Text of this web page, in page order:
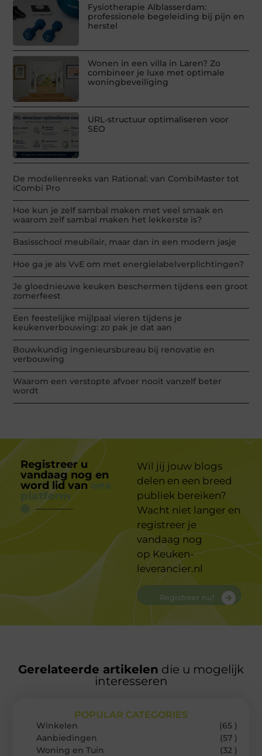
Fysiotherapie Alblasserdam:
professionele begeleiding bij pijn en
herstel
Wonen in een villa in Laren? Zo
combineer je luxe met optimale
woningbeveiliging
URL-structuur optimaliseren voor
SEO
De modellenreeks van Rational: van CombiMaster tot
iCombi Pro
Hoe kun je zelf sambal maken met veel smaak en
waarom zelf sambal maken het lekkerste is?
Basisschool meubilair, maar dan in een modern jasje
Hoe ga je als VvE om met energielabelverplichtingen?
Je gloednieuwe keuken beschermen tijdens een groot
zomerfeest
Een feestelijke mijlpaal vieren tijdens je
keukenverbouwing: zo pak je dat aan
Bouwkundig ingenieursbureau bij renovatie en
verbouwing
Waarom een verstopte afvoer nooit vanzelf beter
wordt
Registreer u
vandaag nog en
word lid van
platform
Wil jij jouw blogs
delen en een breed
publiek bereiken?
Wacht niet langer en
registreer je
vandaag nog
opKeuken-
leverancier.nl
Registreer nu!
Gerelateerde artikelen die u mogelijk
interesseren
POPULAR CATEGORIES
Winkelen
(65 )
Aanbiedingen
(57 )
Woning en Tuin
(32 )